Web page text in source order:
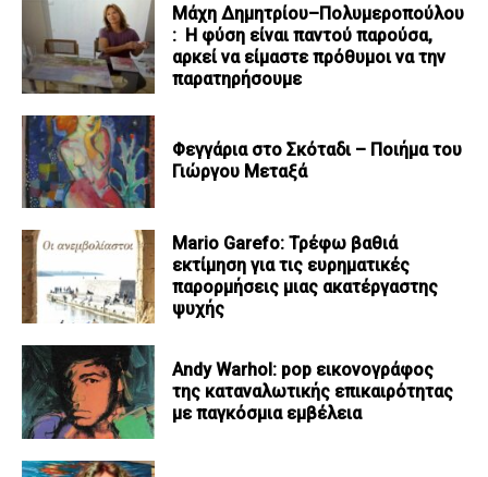
Μάχη Δημητρίου–Πολυμεροπούλου
: Η φύση είναι παντού παρούσα,
αρκεί να είμαστε πρόθυμοι να την
παρατηρήσουμε
Φεγγάρια στο Σκόταδι – Ποιήμα του
Γιώργου Μεταξά
Mario Garefo: Τρέφω βαθιά
εκτίμηση για τις ευρηματικές
παρορμήσεις μιας ακατέργαστης
ψυχής
Andy Warhol: pop εικονογράφος
της καταναλωτικής επικαιρότητας
με παγκόσμια εμβέλεια